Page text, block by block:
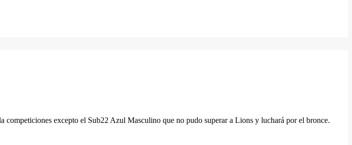
excepto el Sub22 Azul Masculino que no pudo superar a Lions y luchará por el bronce.